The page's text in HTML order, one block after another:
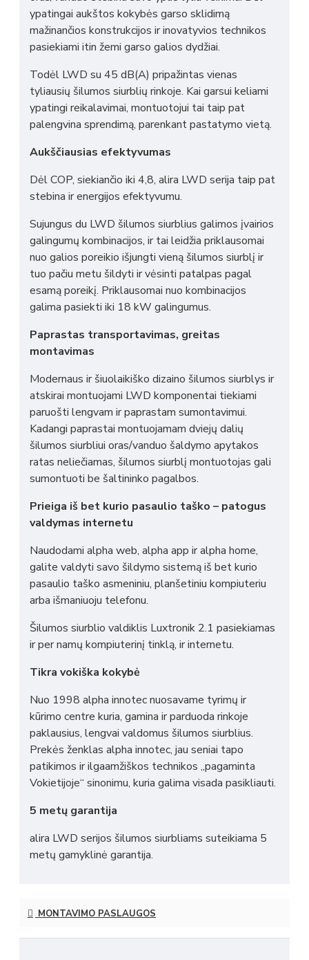
ypatingai aukštos kokybės garso sklidimą
mažinančios konstrukcijos ir inovatyvios technikos
pasiekiami itin žemi garso galios dydžiai.
Todėl LWD su 45 dB(A) pripažintas vienas
tyliausių šilumos siurblių rinkoje. Kai garsui keliami
ypatingi reikalavimai, montuotojui tai taip pat
palengvina sprendimą, parenkant pastatymo vietą.
Aukščiausias efektyvumas
Dėl COP, siekiančio iki 4,8, alira LWD serija taip pat
stebina ir energijos efektyvumu.
Sujungus du LWD šilumos siurblius galimos įvairios
galingumų kombinacijos, ir tai leidžia priklausomai
nuo galios poreikio išjungti vieną šilumos siurblį ir
tuo pačiu metu šildyti ir vėsinti patalpas pagal
esamą poreikį. Priklausomai nuo kombinacijos
galima pasiekti iki 18 kW galingumus.
Paprastas transportavimas, greitas
montavimas
Modernaus ir šiuolaikiško dizaino šilumos siurblys ir
atskirai montuojami LWD komponentai tiekiami
paruošti lengvam ir paprastam sumontavimui.
Kadangi paprastai montuojamam dviejų dalių
šilumos siurbliui oras/vanduo šaldymo apytakos
ratas neliečiamas, šilumos siurblį montuotojas gali
sumontuoti be šaltininko pagalbos.
Prieiga iš bet kurio pasaulio taško – patogus
valdymas internetu
Naudodami alpha web, alpha app ir alpha home,
galite valdyti savo šildymo sistemą iš bet kurio
pasaulio taško asmeniniu, planšetiniu kompiuteriu
arba išmaniuoju telefonu.
Šilumos siurblio valdiklis Luxtronik 2.1 pasiekiamas
ir per namų kompiuterinį tinklą, ir internetu.
Tikra vokiška kokybė
Nuo 1998 alpha innotec nuosavame tyrimų ir
kūrimo centre kuria, gamina ir parduoda rinkoje
paklausius, lengvai valdomus šilumos siurblius.
Prekės ženklas alpha innotec, jau seniai tapo
patikimos ir ilgaamžiškos technikos „pagaminta
Vokietijoje“ sinonimu, kuria galima visada pasikliauti.
5 metų garantija
alira LWD serijos šilumos siurbliams suteikiama 5
metų gamyklinė garantija.
MONTAVIMO PASLAUGOS